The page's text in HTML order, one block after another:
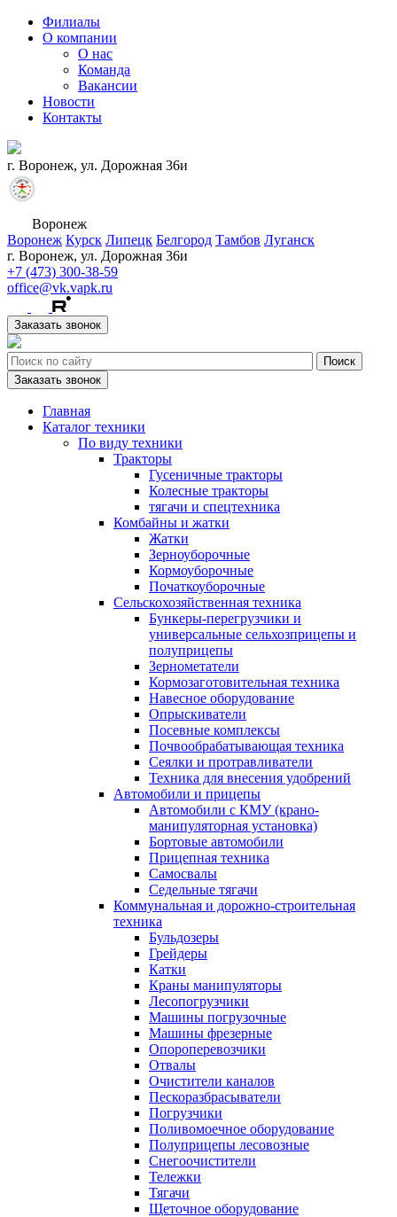
Филиалы
О компании
О нас
Команда
Вакансии
Новости
Контакты
г. Воронеж, ул. Дорожная 36и
Воронеж
Воронеж Курск Липецк Белгород Тамбов Луганск
г. Воронеж, ул. Дорожная 36и
+7 (473) 300-38-59
office@vk.vapk.ru
Заказать звонок
Заказать звонок
Главная
Каталог техники
По виду техники
Тракторы
Гусеничные тракторы
Колесные тракторы
тягачи и спецтехника
Комбайны и жатки
Жатки
Зерноуборочные
Кормоуборочные
Початкоуборочные
Сельскохозяйственная техника
Бункеры-перегрузчики и
универсальные сельхозприцепы и
полуприцепы
Зернометатели
Кормозаготовительная техника
Навесное оборудование
Опрыскиватели
Посевные комплексы
Почвообрабатывающая техника
Сеялки и протравливатели
Техника для внесения удобрений
Автомобили и прицепы
Автомобили с КМУ (крано-
манипуляторная установка)
Бортовые автомобили
Прицепная техника
Самосвалы
Седельные тягачи
Коммунальная и дорожно-строительная
техника
Бульдозеры
Грейдеры
Катки
Краны манипуляторы
Лесопогрузчики
Машины погрузочные
Машины фрезерные
Опороперевозчики
Отвалы
Очистители каналов
Пескоразбрасыватели
Погрузчики
Поливомоечное оборудование
Полуприцепы лесовозные
Снегоочистители
Тележки
Тягачи
Щеточное оборудование